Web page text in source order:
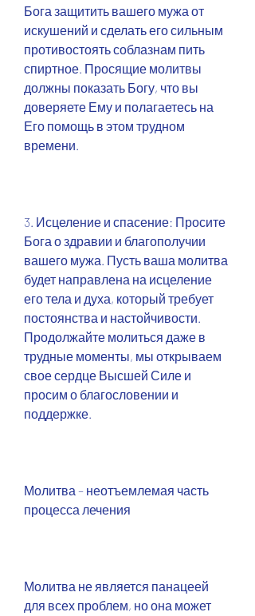
Бога защитить вашего мужа от
искушений и сделать его сильным
противостоять соблазнам пить
спиртное. Просящие молитвы
должны показать Богу, что вы
доверяете Ему и полагаетесь на
Его помощь в этом трудном
времени.
3. Исцеление и спасение: Просите
Бога о здравии и благополучии
вашего мужа. Пусть ваша молитва
будет направлена на исцеление
его тела и духа, который требует
постоянства и настойчивости.
Продолжайте молиться даже в
трудные моменты, мы открываем
свое сердце Высшей Силе и
просим о благословении и
поддержке.
Молитва – неотъемлемая часть
процесса лечения
Молитва не является панацеей
для всех проблем, но она может